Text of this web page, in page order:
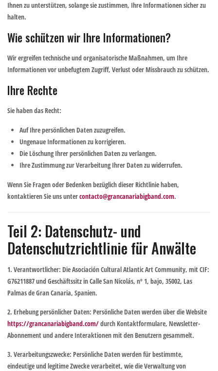
Ihnen zu unterstützen, solange sie zustimmen, Ihre Informationen sicher zu
halten.
Wie schützen wir Ihre Informationen?
Wir ergreifen technische und organisatorische Maßnahmen, um Ihre
Informationen vor unbefugtem Zugriff, Verlust oder Missbrauch zu schützen.
Ihre Rechte
Sie haben das Recht:
Auf Ihre persönlichen Daten zuzugreifen.
Ungenaue Informationen zu korrigieren.
Die Löschung Ihrer persönlichen Daten zu verlangen.
Ihre Zustimmung zur Verarbeitung Ihrer Daten zu widerrufen.
Wenn Sie Fragen oder Bedenken bezüglich dieser Richtlinie haben,
kontaktieren Sie uns untercontacto@grancanariabigband.com.
Teil 2: Datenschutz- und
Datenschutzrichtlinie für Anwälte
1. Verantwortlicher: Die Asociación Cultural Atlantic Art Community, mit CIF:
G76211887 und Geschäftssitz in Calle San Nicolás, nº 1, bajo, 35002, Las
Palmas de Gran Canaria, Spanien.
2. Erhebung persönlicher Daten: Persönliche Daten werden über die Website
https://grancanariabigband.com/durch Kontaktformulare, Newsletter-
Abonnement und andere Interaktionen mit den Benutzern gesammelt.
3. Verarbeitungszwecke: Persönliche Daten werden für bestimmte,
eindeutige und legitime Zwecke verarbeitet, wie die Verwaltung von